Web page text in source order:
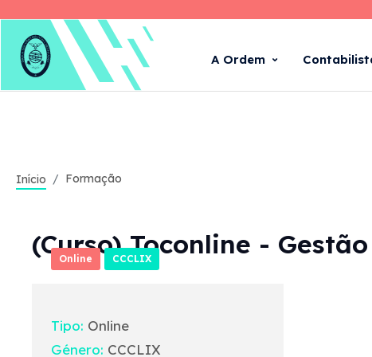
A Ordem
Início Formação
Online CCCLIX
(Curso) Toconline -
Tipo: Online
Género: CCCLIX